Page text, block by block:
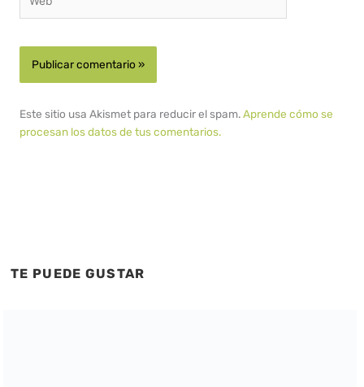
Este sitio usa Akismet para reducir el spam.Aprende cómo se
procesan los datos de tus comentarios.
TE PUEDE GUSTAR